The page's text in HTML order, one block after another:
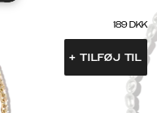
189 DKK
+ TILFØJ TIL